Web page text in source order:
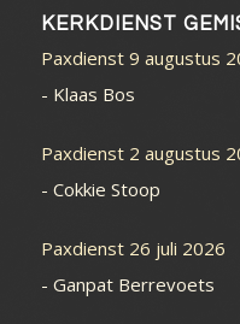
KERKDIENST
Paxdienst 9 augustus
- Klaas Bos
Paxdienst 2 augustus
- Cokkie Stoop
Paxdienst 26 juli 2026
- Ganpat Berrevoets